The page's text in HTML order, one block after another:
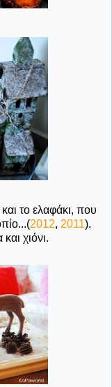
το ελαφάκι, που
2012, 2011).
χιόνι.